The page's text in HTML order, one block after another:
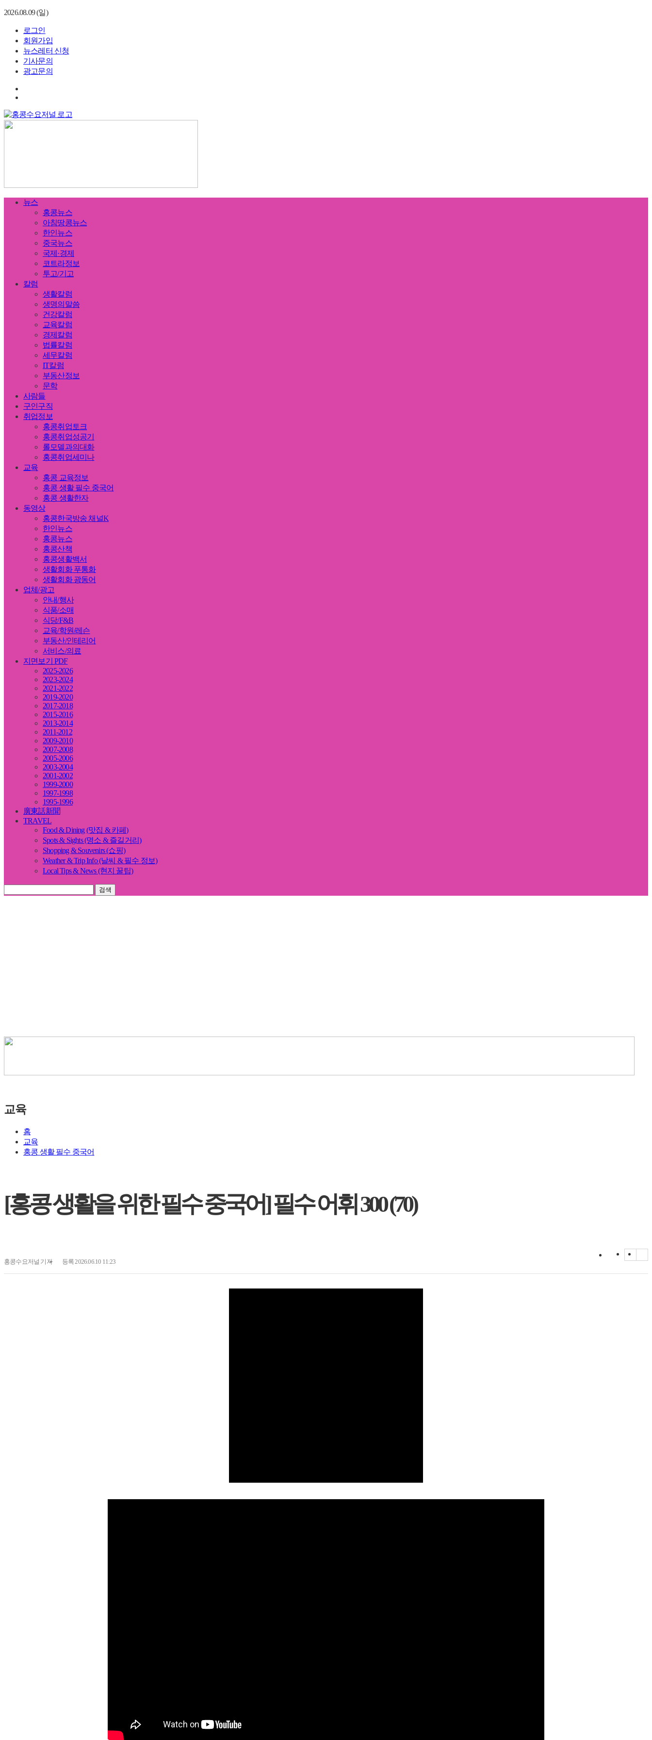
2026.08.09 (일)
로그인
회원가입
뉴스레터 신청
기사문의
광고문의
뉴스
홍콩뉴스
아침땅콩뉴스
한인뉴스
중국뉴스
국제·경제
코트라정보
투고/기고
칼럼
생활칼럼
생명의말씀
건강칼럼
교육칼럼
경제칼럼
법률칼럼
세무칼럼
IT칼럼
부동산정보
문학
사람들
구인구직
취업정보
홍콩취업토크
홍콩취업성공기
롤모델과의대화
홍콩취업세미나
교육
홍콩 교육정보
홍콩 생활 필수 중국어
홍콩 생활한자
동영상
홍콩한국방송 채널K
한인뉴스
홍콩뉴스
홍콩산책
홍콩생활백서
생활회화 푸통화
생활회화 광동어
업체/광고
안내/행사
식품/소매
식당/F&B
교육/학원/레슨
부동산/인테리어
서비스/의료
지면보기 PDF
2025-2026
2023-2024
2021-2022
2019-2020
2017-2018
2015-2016
2013-2014
2011-2012
2009-2010
2007-2008
2005-2006
2003-2004
2001-2002
1999-2000
1997-1998
1995-1996
廣東話新聞
TRAVEL
Food & Dining (맛집 & 카페)
Spots & Sights (명소 & 즐길거리)
Shopping & Souvenirs (쇼핑)
Weather & Trip Info (날씨 & 필수 정보)
Local Tips & News (현지 꿀팁)
검색
교육
홈
교육
홍콩 생활 필수 중국어
[홍콩 생활을 위한 필수 중국어] 필수 어휘 300 (70)
홍콩수요저널 기자 등록 2026.06.10 11:23